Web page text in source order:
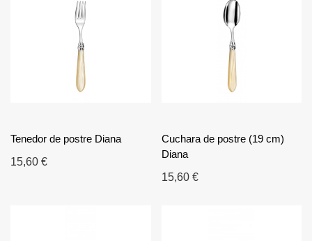
Tenedor de postre Diana
15,60 €
Cuchara de postre (19 cm)
Diana
15,60 €